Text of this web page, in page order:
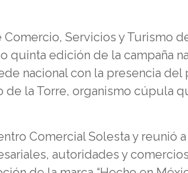
Comercio, Servicios y Turismo
quinta edición de la campaña
nacional con la presencia del
de la Torre, organismo cúpula
Comercial Solesta y reunió
autoridades y